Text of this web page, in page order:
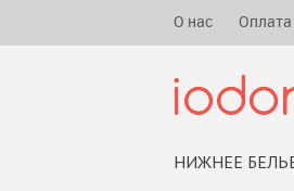
О нас Оплата
НИЖНЕЕ